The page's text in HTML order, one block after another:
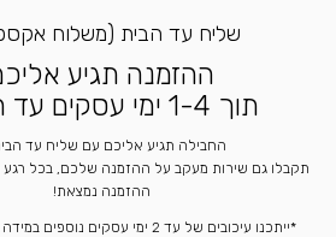
שליח עד הבית (משלוח
ההזמנה תגיע
תוך 1-4 ימי עסקים עד הבית!
החבילה תגיע אליכם עם שליח עד
תקבלו גם שירות מעקב על ההזמנה שלכם, בכל רגע
ההזמנה נמצאת!
*ייתכנו עיכובים של עד 2 ימי עסקים